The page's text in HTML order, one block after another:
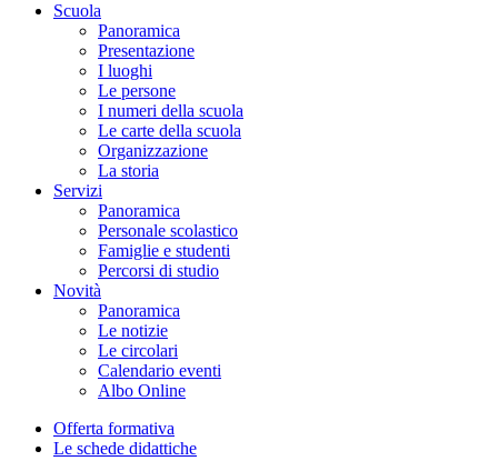
Scuola
Panoramica
Presentazione
I luoghi
Le persone
I numeri della scuola
Le carte della scuola
Organizzazione
La storia
Servizi
Panoramica
Personale scolastico
Famiglie e studenti
Percorsi di studio
Novità
Panoramica
Le notizie
Le circolari
Calendario eventi
Albo Online
Offerta formativa
Le schede didattiche